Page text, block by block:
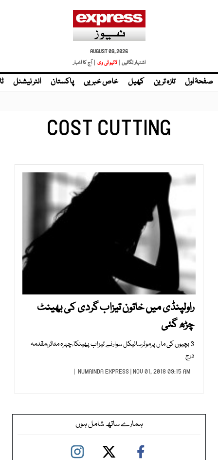
AUGUST 09, 2026
اشتہار لگائیں | لائیو ٹی وی | آج کا اخبار
صفحۂ اول تازہ ترین کھیل خاص خبریں پاکستان انٹر نیشنل
COST CUTTING
راولپنڈی میں خاتون تیزاب گردی کی بھینٹ
چڑھ گئی
3 بچیوں کی ماں پرموٹرسائیکل سوارنے تیزاب پھینکا،چہرہ متاثر،مقدمہ
درج
NUMAINDA EXPRESS| NOV 01, 2018 09:15 AM |
ہمارے ساتھ شامل ہوں